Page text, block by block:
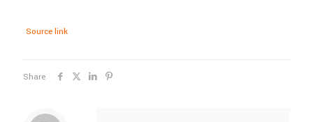
Source link
Share